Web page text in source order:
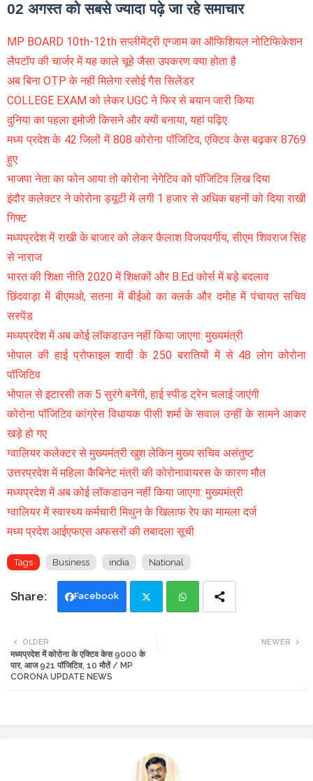
02 अगस्त को सबसे ज्यादा पढ़े जा रहे समाचार
MP BOARD 10th-12th सप्लीमेंट्री एग्जाम का ऑफिशियल नोटिफिकेशन
लैपटॉप की चार्जर में यह काले चूहे जैसा उपकरण क्या होता है
अब बिना OTP के नहीं मिलेगा रसोई गैस सिलेंडर
COLLEGE EXAM को लेकर UGC ने फिर से बयान जारी किया
दुनिया का पहला इमोजी किसने और क्यों बनाया, यहां पढ़िए
मध्य प्रदेश के 42 जिलों में 808 कोरोना पॉजिटिव, एक्टिव केस बढ़कर 8769
हुए
भाजपा नेता का फोन आया तो कोरोना नेगेटिव को पॉजिटिव लिख दिया
इंदौर कलेक्टर ने कोरोना ड्यूटी में लगी 1 हजार से अधिक बहनों को दिया राखी
गिफ्ट
मध्यप्रदेश में राखी के बाजार को लेकर कैलाश विजयवर्गीय, सीएम शिवराज सिंह
से नाराज
भारत की शिक्षा नीति 2020 में शिक्षकों और B.Ed कोर्स में बड़े बदलाव
छिंदवाड़ा में बीएमओ, सतना में बीईओ का क्लर्क और दमोह में पंचायत सचिव
सस्पेंड
मध्यप्रदेश में अब कोई लॉकडाउन नहीं किया जाएगा: मुख्यमंत्री
भोपाल की हाई प्रोफाइल शादी के 250 बरातियों में से 48 लोग कोरोना
पॉजिटिव
भोपाल से इटारसी तक 5 सुरंगे बनेंगी, हाई स्पीड ट्रेन चलाई जाएंगी
कोरोना पॉजिटिव कांग्रेस विधायक पीसी शर्मा के सवाल उन्हीं के सामने आकर
खड़े हो गए
ग्वालियर कलेक्टर से मुख्यमंत्री खुश लेकिन मुख्य सचिव असंतुष्ट
उत्तरप्रदेश में महिला कैबिनेट मंत्री की कोरोनावायरस के कारण मौत
मध्यप्रदेश में अब कोई लॉकडाउन नहीं किया जाएगा: मुख्यमंत्री
ग्वालियर में स्वास्थ्य कर्मचारी मिथुन के खिलाफ रेप का मामला दर्ज
मध्य प्रदेश आईएफएस अफसरों की तबादला सूची
Tags Business india National
Facebook
tte
NEWER
OLDER
मध्यप्रदेश में कोरोना के एक्टिव केस 9000 के
पार, आज 921 पॉजिटिव, 10 मौतें / MP
CORONA UPDATE NEWS